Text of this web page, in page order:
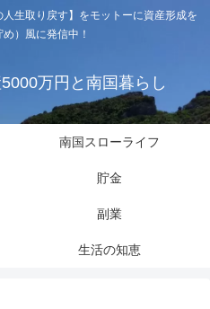
生取り戻す】をモットーに資産形成を
）風に発信中！
万円と南国暮らし
南国スローライフ
貯金
副業
生活の知恵